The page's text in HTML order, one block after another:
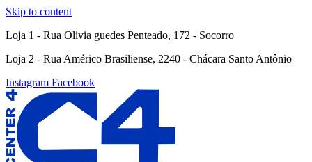
Skip to content
Loja 1 - Rua Olivia guedes Penteado, 172 - Socorro
Loja 2 - Rua Américo Brasiliense, 2240 - Chácara Santo Antônio
Instagram Facebook